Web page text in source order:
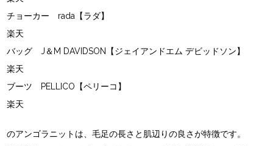
チョーカー rada【ラダ】
楽天
バッグJ＆M DAVIDSON【ジェイアンドエム デビッドソン】
楽天
ブーツ
PELLICO【ペリーコ】
楽天
のアンゴラニットは、毛足の長さと肌辺りの良さが特徴です。